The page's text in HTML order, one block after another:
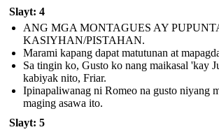
Slayt: 4
ANG MGA MONTAGUES AY
KASIYHAN/PISTAHAN.
Marami kapang dapat matutunan at
Sa tingin ko, Gusto ko nang maikasal 'kay
kabiyak nito, Friar.
Ipinapaliwanag ni Romeo na gusto niyang
maging asawa ito.
Slayt: 5